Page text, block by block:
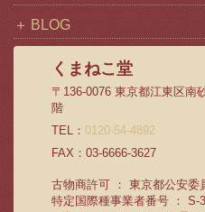
BLOG
くまねこ堂
〒136-0076 東京都江東区南
階
TEL： 0120-54-4892
FAX：03-6666-3627
古物商許可 ： 東京都公安委
特定国際種事業者番号 ： S-